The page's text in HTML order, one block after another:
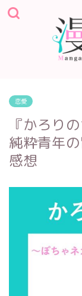
恋愛
『かろり
純粋青年
感想